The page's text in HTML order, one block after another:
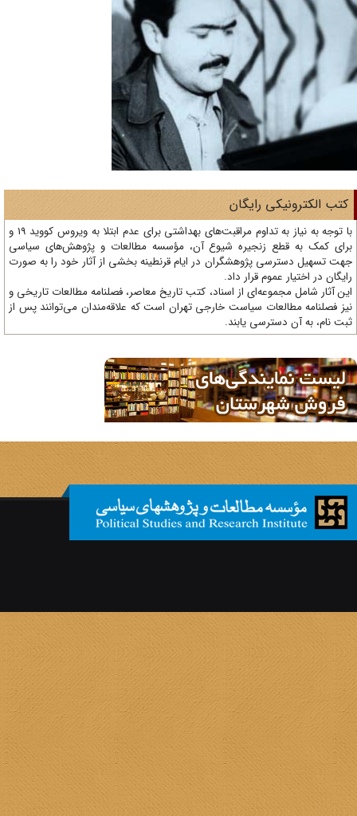
الکترونیکی رایگان
با توجه به نیاز به تداوم مراقبت‌های بهداشتی برای عدم ابتلا به ویروس کووید 19 و
کمک به قطع زنجیره شیوع آن، مؤسسه مطالعات و پژوهش‌های سیاسی
تسهیل دسترسی پژوهشگران در ایام قرنطینه بخشی از آثار خود را به صورت
در اختیار عموم قرار داد.
آثار شامل مجموعه‌ای از اسناد، کتب تاریخ معاصر، فصلنامه‌ مطالعات تاریخی و
فصلنامه مطالعات سیاست خارجی تهران است که علاقه‌مندان می‌توانند پس از
نام، به آن دسترسی یابند.